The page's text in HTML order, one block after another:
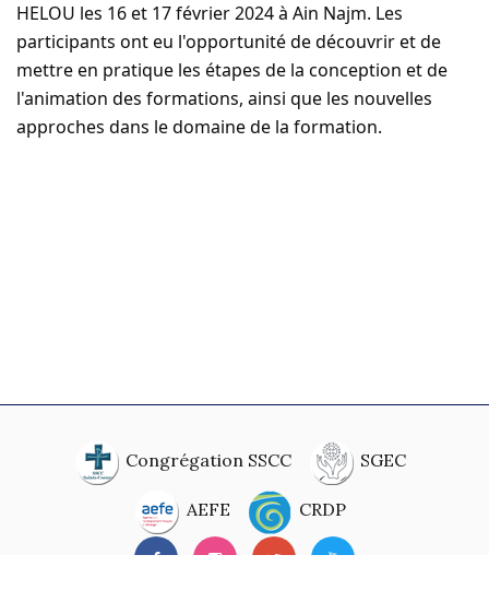
HELOU les 16 et 17 février 2024 à Ain Najm. Les
participants ont eu l'opportunité de découvrir et de
mettre en pratique les étapes de la conception et de
l'animation des formations, ainsi que les nouvelles
approches dans le domaine de la formation.
Congrégation SSCC SGEC
AEFE CRDP